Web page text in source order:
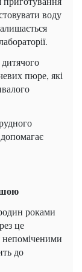
воду
пюре, які
роками
це
непоміченими
до